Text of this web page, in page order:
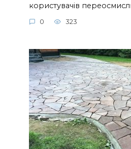
користувачів
0 323